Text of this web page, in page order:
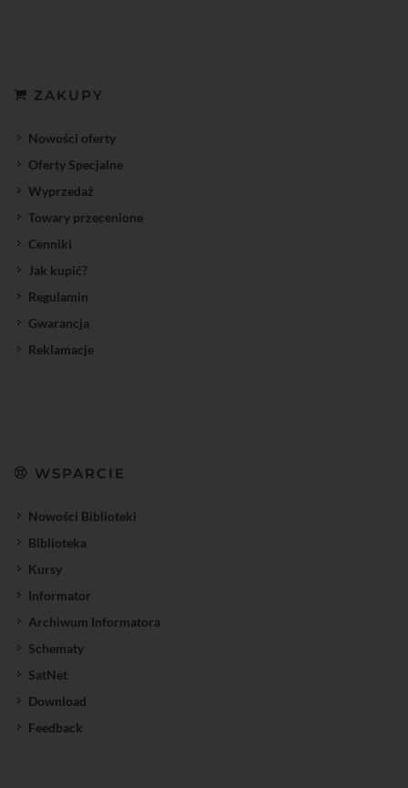
ZAKUPY
Nowości oferty
Oferty Specjalne
Wyprzedaż
Towary przecenione
Cenniki
Jak kupić?
Regulamin
Gwarancja
Reklamacje
WSPARCIE
Nowości Biblioteki
Biblioteka
Kursy
Informator
Archiwum Informatora
Schematy
SatNet
Download
Feedback